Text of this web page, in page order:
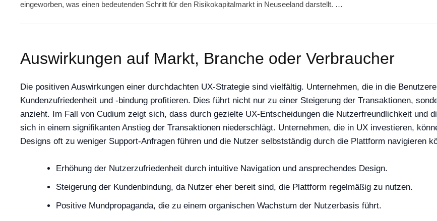
eingeworben, was einen bedeutenden Schritt für den Risikokapitalmarkt in Neuseeland darstellt. …
Auswirkungen auf Markt, Branche oder Verbraucher
Die positiven Auswirkungen einer durchdachten UX-Strategie sind vielfältig. Unternehmen, die in die
Kundenzufriedenheit und -bindung profitieren. Dies führt nicht nur zu einer Steigerung der Transaktionen,
anzieht. Im Fall von Cudium zeigt sich, dass durch gezielte UX-Entscheidungen die Nutzerfreundlichkeit und
sich in einem signifikanten Anstieg der Transaktionen niederschlägt. Unternehmen, die in UX investieren,
Designs oft zu weniger Support-Anfragen führen und die Nutzer selbstständig durch die Plattform navigieren
Erhöhung der Nutzerzufriedenheit durch intuitive Navigation und ansprechendes Design.
Steigerung der Kundenbindung, da Nutzer eher bereit sind, die Plattform regelmäßig zu nutzen.
Positive Mundpropaganda, die zu einem organischen Wachstum der Nutzerbasis führt.